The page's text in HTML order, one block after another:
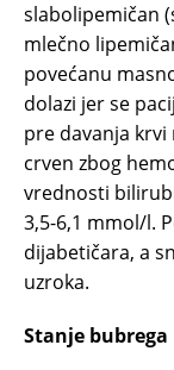
slabolipemičan
mlečno
povećanu
dolazi jer se
pre davanja
crven zbog
vrednosti
3,5-6,1 mmol/l.
dijabetičara, a
uzroka.
Stanje bubrega